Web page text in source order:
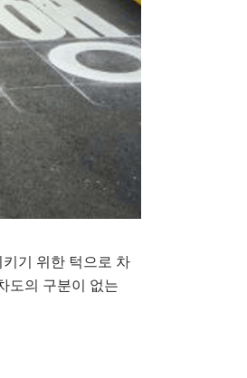
기 위한 턱으로 차
도의 구분이 없는